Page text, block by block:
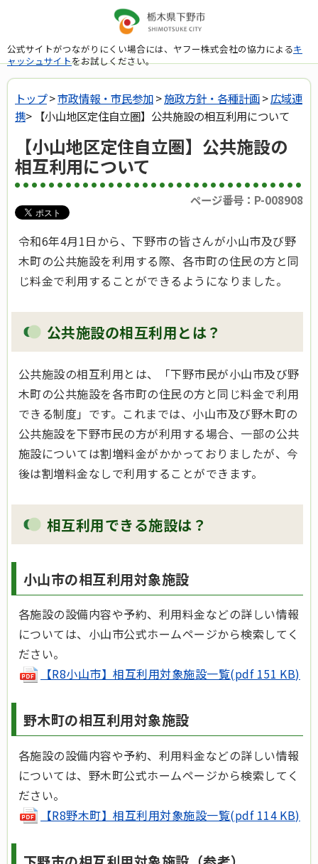
公式サイトがつながりにくい場合には、ヤフー株式会社の協力によるキ
ャッシュサイトをお試しください。
トップ>市政情報・市民参加>施政方針・各種計画>広域連
携> 【小山地区定住自立圏】公共施設の相互利用について
【小山地区定住自立圏】公共施設の
相互利用について
ページ番号：P-008908
令和6年4月1日から、下野市の皆さんが小山市及び野
木町の公共施設を利用する際、各市町の住民の方と同
じ料金で利用することができるようになりました。
公共施設の相互利用とは？
公共施設の相互利用とは、「下野市民が小山市及び野
木町の公共施設を各市町の住民の方と同じ料金で利用
できる制度」です。これまでは、小山市及び野木町の
公共施設を下野市民の方が利用する場合、一部の公共
施設については割増料金がかかっておりましたが、今
後は割増料金なしで利用することができます。
相互利用できる施設は？
小山市の相互利用対象施設
各施設の設備内容や予約、利用料金などの詳しい情報
については、小山市公式ホームページから検索してく
ださい。
【R8小山市】相互利用対象施設一覧(pdf 151 KB)
野木町の相互利用対象施設
各施設の設備内容や予約、利用料金などの詳しい情報
については、野木町公式ホームページから検索してく
ださい。
【R8野木町】相互利用対象施設一覧(pdf 114 KB)